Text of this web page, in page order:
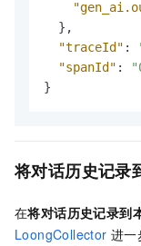
} ,
"traceId" :
"spanId" :
}
将对话历史记录
在将对话历史记录到
LoongCollector 进一